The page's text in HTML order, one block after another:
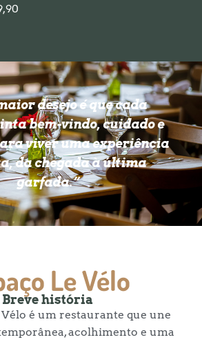
desejo é que cada
bem-vindo, cuidado e
viver uma experiência
da chegada à última
garfada.”
Le Vélo
Breve história
Vélo é um restaurante que une
acolhimento e uma